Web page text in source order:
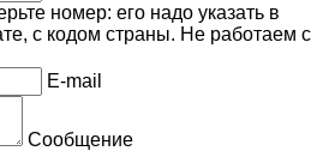
номер: его надо указать в
с кодом страны. Не работаем с
E-mail
Сообщение